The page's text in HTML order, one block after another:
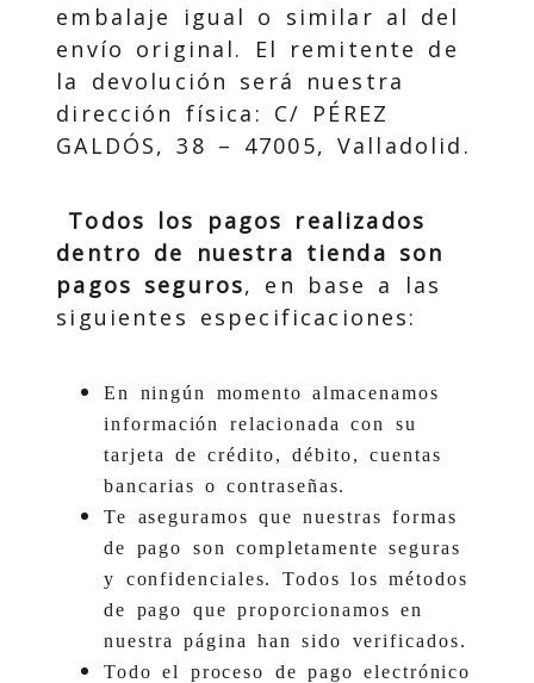
embalaje igual o similar al del
envío original. El remitente de
la devolución será nuestra
dirección física: C/ PÉREZ
GALDÓS, 38 – 47005, Valladolid.
Todos los pagos realizados
dentro de nuestra tienda son
pagos seguros, en base a las
siguientes especificaciones:
En ningún momento almacenamos
información relacionada con su
tarjeta de crédito, débito, cuentas
bancarias o contraseñas.
Te aseguramos que nuestras formas
de pago son completamente seguras
y confidenciales. Todos los métodos
de pago que proporcionamos en
nuestra página han sido verificados.
Todo el proceso de pago electrónico